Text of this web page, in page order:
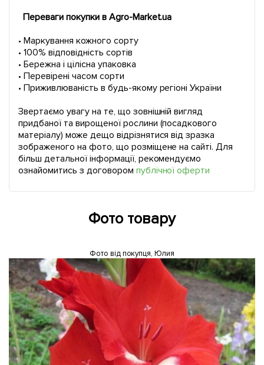
Переваги покупки в Agro-Market.ua
• Маркування кожного сорту
• 100% відповідність сортів
• Бережна і цілісна упаковка
• Перевірені часом сорти
• Приживлюваність в будь-якому регіоні України
Звертаємо увагу на те, що зовнішній вигляд
придбаної та вирощеної рослини (посадкового
матеріалу) може дещо відрізнятися від зразка
зображеного на фото, що розміщене на сайті. Для
більш детальної інформації, рекомендуємо
ознайомитись з договором публічної оферти
Фото товару
Фото від покупця, Юлия